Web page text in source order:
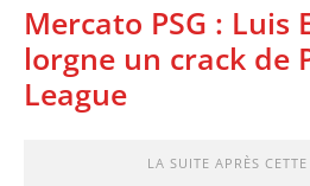
Mercato PSG : Luis
lorgne un crack de
League
LA SUITE APRÈS